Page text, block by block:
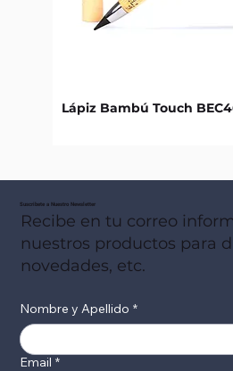
Lápiz Bambú Touch
Suscribete a Nuestro Newsletter
Recibe en tu correo
nuestros productos para
novedades, etc.
Nombre y Apellido *
Email *